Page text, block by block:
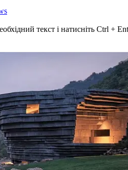
текст і натисніть Ctrl +